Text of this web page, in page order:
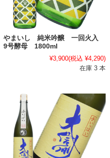
やまいし 純米吟醸 一回火入
9号酵母 1800ml
¥3,900(税込 ¥4,290)
在庫 3 本